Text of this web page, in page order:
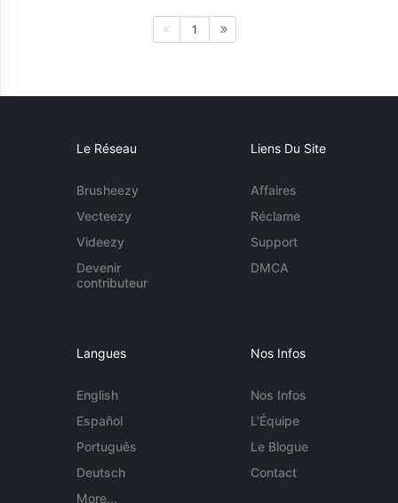
1
Le Réseau
Brusheezy
Vecteezy
Videezy
Devenir
contributeur
Liens Du Site
Affaires
Réclame
Support
DMCA
Langues
English
Español
Português
Deutsch
More...
Nos Infos
Nos Infos
L'Équipe
Le Blogue
Contact